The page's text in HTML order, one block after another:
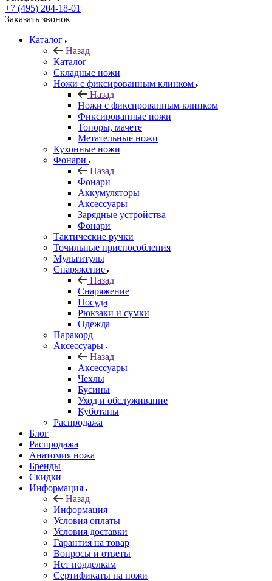
+7 (495) 204-18-01
Заказать звонок
Каталог
Назад
Каталог
Складные ножи
Ножи с фиксированным клинком
Назад
Ножи с фиксированным клинком
Фиксированные ножи
Топоры, мачете
Метательные ножи
Кухонные ножи
Фонари
Назад
Фонари
Аккумуляторы
Аксессуары
Зарядные устройства
Фонари
Тактические ручки
Точильные приспособления
Мультитулы
Снаряжение
Назад
Снаряжение
Посуда
Рюкзаки и сумки
Одежда
Паракорд
Аксессуары
Назад
Аксессуары
Чехлы
Бусины
Уход и обслуживание
Куботаны
Распродажа
Блог
Распродажа
Анатомия ножа
Бренды
Скидки
Информация
Назад
Информация
Условия оплаты
Условия доставки
Гарантия на товар
Вопросы и ответы
Нет подделкам
Сертификаты на ножи